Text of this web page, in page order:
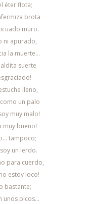
éter flota;
brota
muro.
ni apurado,
la muerte...
suerte
lleno,
un palo
muy malo!
muy bueno!
tampoco;
un lerdo.
para cuerdo,
estoy loco!
bastante;
unos picos...